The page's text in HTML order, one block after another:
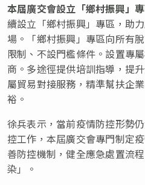
本屆廣交會設立 「鄉村振興」
續設立「鄉村振興」專區，助
場。「鄉村振興」專區向所有
限制、不設門檻條件。設置專
商。多途徑提供培訓指導，提
屬貿易對接服務，精準幫扶企
裕。
徐兵表示，當前疫情防控形勢
控工作，本屆廣交會專門制定
善防控機制，健全應急處置流
染」。